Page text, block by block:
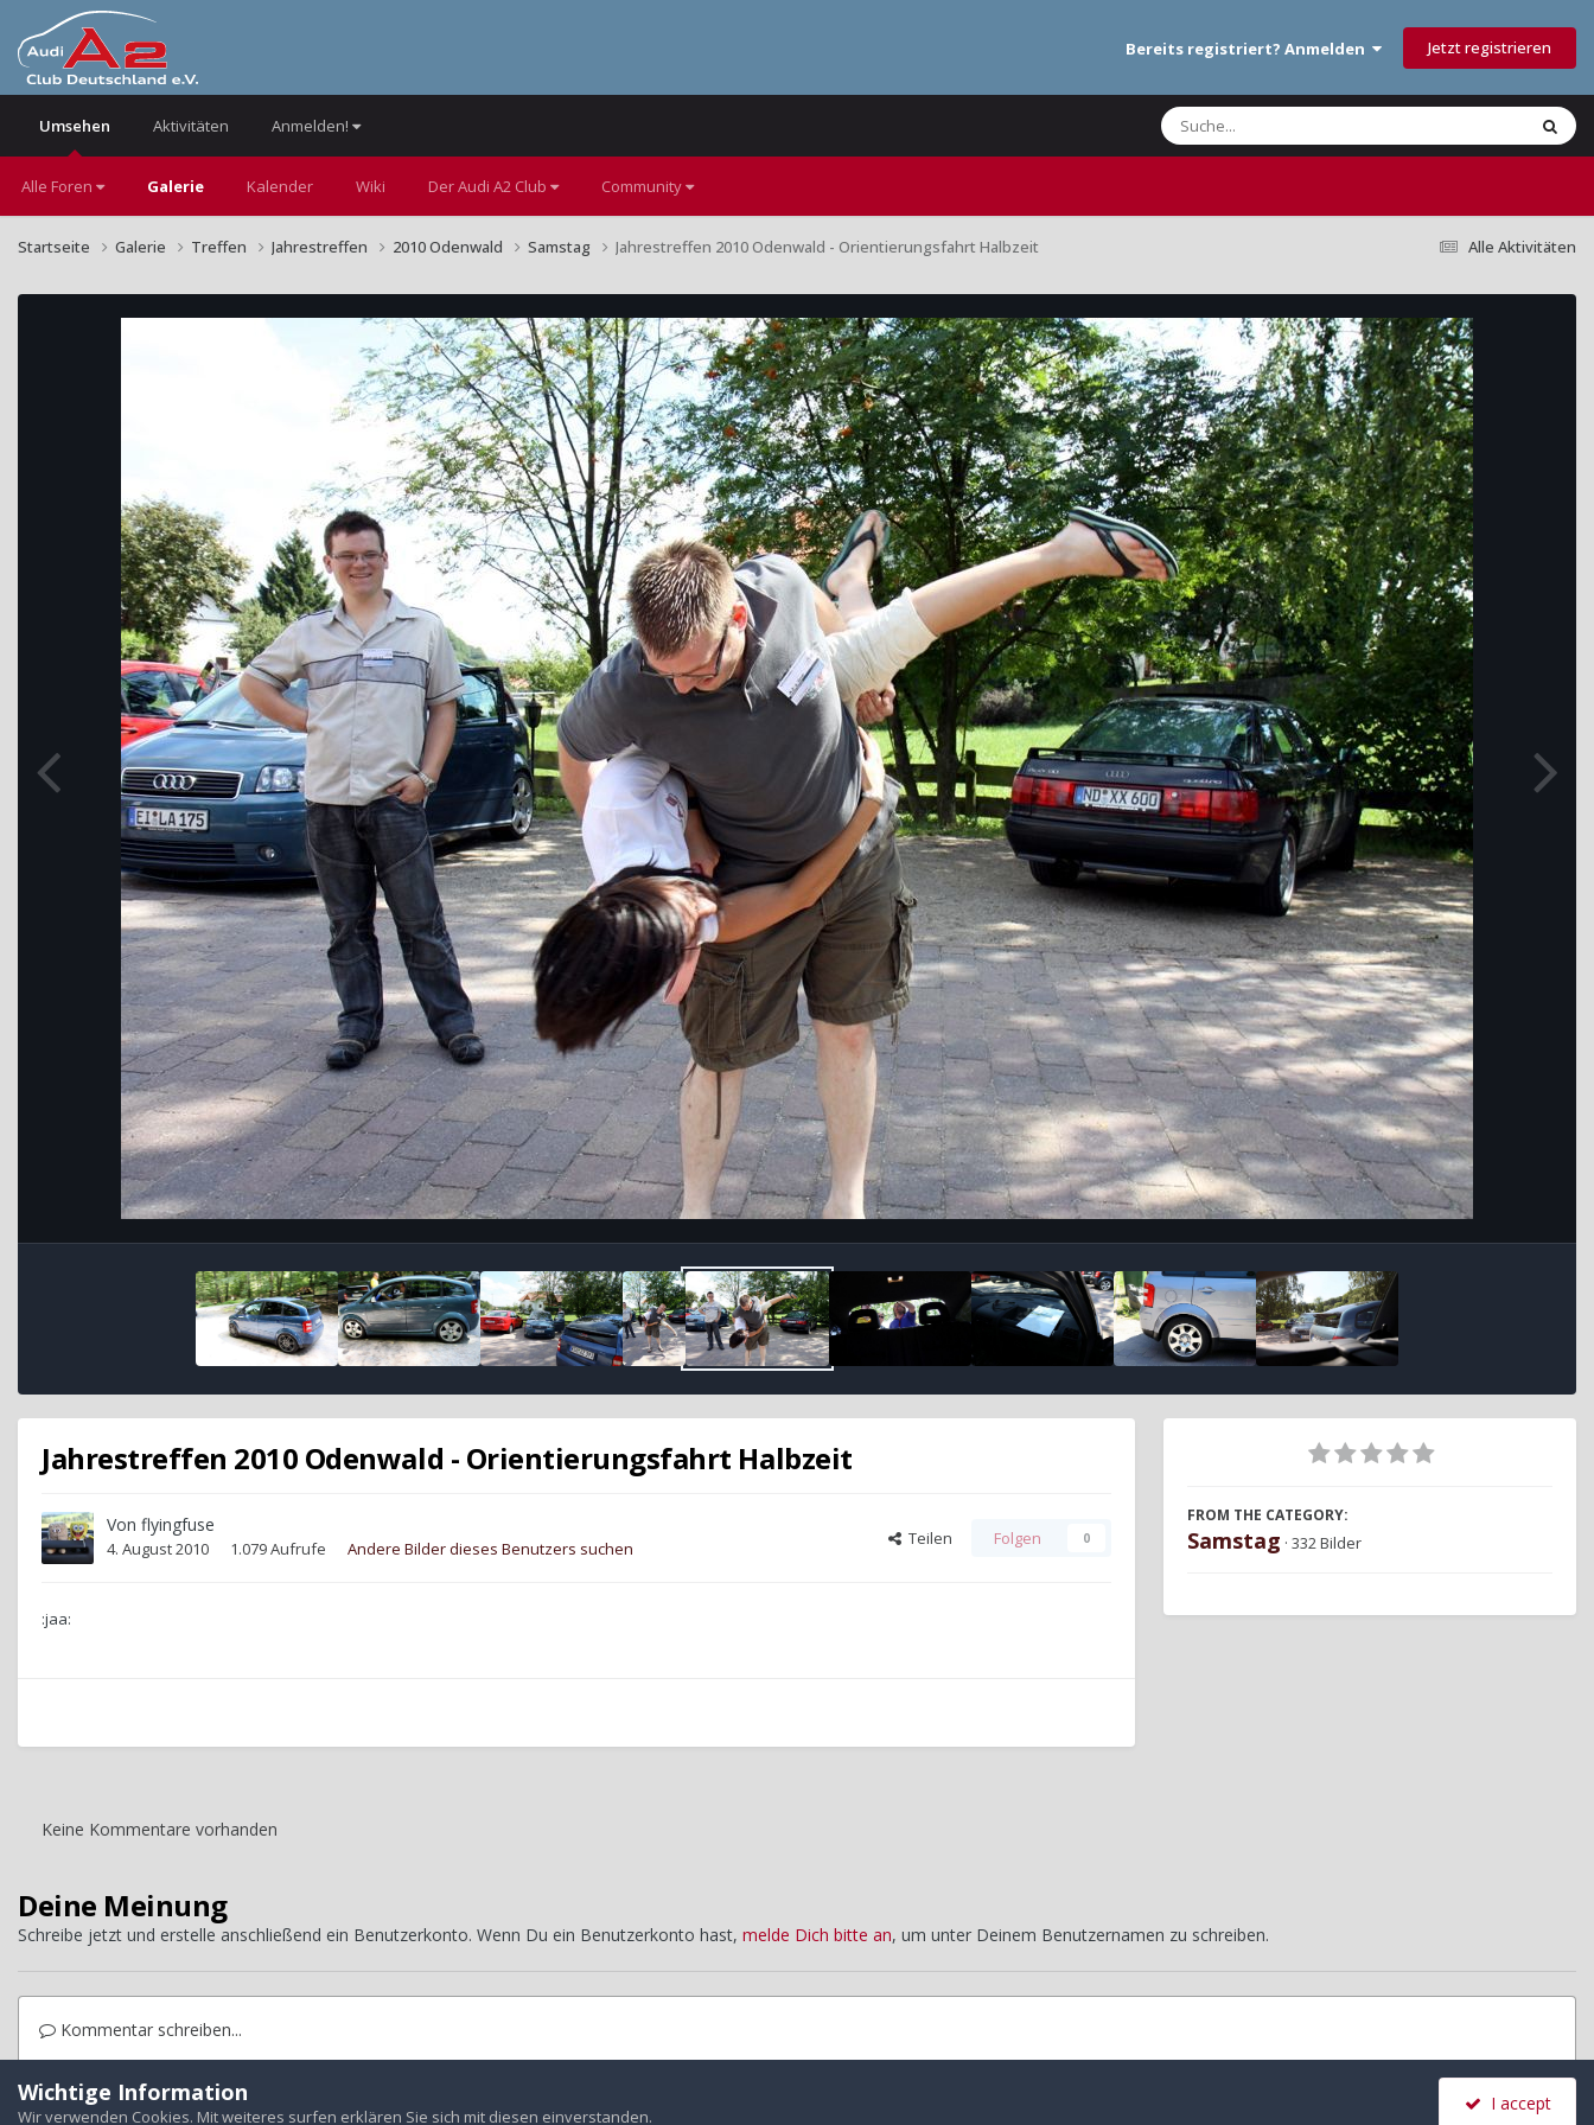
Bereits registriert? Anmelden Jetzt registrieren
Umsehen
Alle Foren Galerie Kalender Wiki Der Audi A2 Club Community
Aktivitäten Anmelden!
Alle Aktivitäten
Startseite Galerie Treffen Jahrestreffen 2010 Odenwald Samstag Jahrestreffen 2010 Odenwald - Orientierungsfahrt Halbzeit
Jahrestreffen 2010 Odenwald - Orientierungsfahrt Halbzeit
Von flyingfuse
4. August 2010 1.079 Aufrufe Andere Bilder dieses Benutzers suchen
Teilen Folgen 0
:jaa:
FROM THE CATEGORY:
Samstag · 332 Bilder
Keine Kommentare vorhanden
Deine Meinung
Schreibe jetzt und erstelle anschließend ein Benutzerkonto. Wenn Du ein Benutzerkonto hast, melde Dich bitte an, um unter Deinem Benutzernamen zu schreiben.
Kommentar schreiben...
Alle Aktivitäten
Startseite Galerie Treffen Jahrestreffen 2010 Odenwald Samstag Jahrestreffen 2010 Odenwald - Orientierungsfahrt Halbzeit
Wichtige Information
Wir verwenden Cookies. Mit weiteres surfen erklären Sie sich mit diesen einverstanden.
I accept